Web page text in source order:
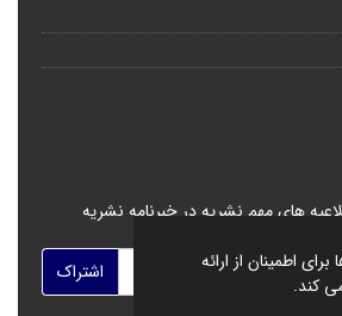
اطمینان از ارائه
کند.
های مهم نشریه در خبرنامه نشریه
اشتراک